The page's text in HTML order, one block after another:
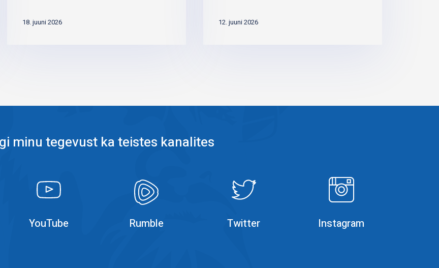
18. juuni 2026 12. juuni 2026
minu tegevust ka teistes kanalites
YouTube Rumble Twitter Instagram